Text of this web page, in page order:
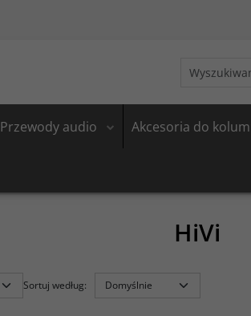
Przewody audio Akcesoria do
HiVi
Sortuj według: